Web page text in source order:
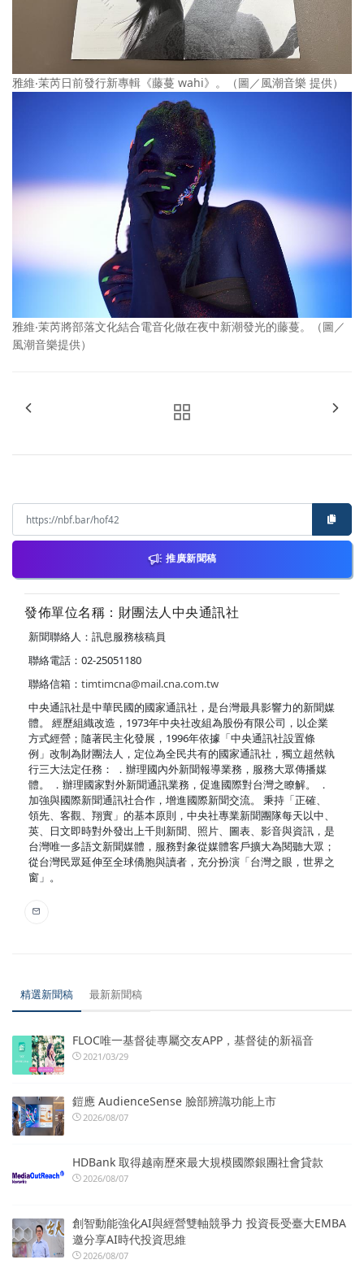
雅維‧茉芮日前發行新專輯《藤蔓 wahi》。（圖／風潮音樂 提供）
雅維‧茉芮將部落文化結合電音化做在夜中新潮發光的藤蔓。（圖／
風潮音樂提供）
推廣新聞稿
發佈單位名稱：財團法人中央通訊社
新聞聯絡人：訊息服務核稿員
聯絡電話：02-25051180
聯絡信箱： timtimcna@mail.cna.com.tw
中央通訊社是中華民國的國家通訊社，是台灣最具影響力的新聞媒
體。 經歷組織改造，1973年中央社改組為股份有限公司，以企業
方式經營；隨著民主化發展，1996年依據「中央通訊社設置條
例」改制為財團法人，定位為全民共有的國家通訊社，獨立超然執
行三大法定任務： ．辦理國內外新聞報導業務，服務大眾傳播媒
體。 ．辦理國家對外新聞通訊業務，促進國際對台灣之瞭解。 ．
加強與國際新聞通訊社合作，增進國際新聞交流。 秉持「正確、
領先、客觀、翔實」的基本原則，中央社專業新聞團隊每天以中、
英、日文即時對外發出上千則新聞、照片、圖表、影音與資訊，是
台灣唯一多語文新聞媒體，服務對象從媒體客戶擴大為閱聽大眾；
從台灣民眾延伸至全球僑胞與讀者，充分扮演「台灣之眼，世界之
窗」。
精選新聞稿 最新新聞稿
FLOC唯一基督徒專屬交友APP，基督徒的新福音
2021/03/29
鎧應 AudienceSense 臉部辨識功能上市
2026/08/07
HDBank 取得越南歷來最大規模國際銀團社會貸款
2026/08/07
創智動能強化AI與經營雙軸競爭力 投資長受臺大EMBA
邀分享AI時代投資思維
2026/08/07